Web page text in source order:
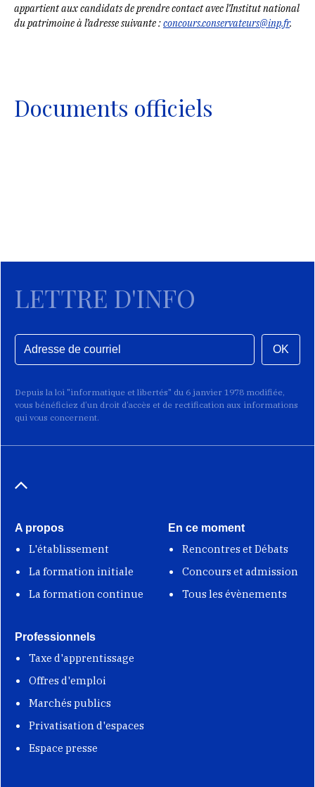
appartient aux candidats de prendre contact avec l’Institut national
du patrimoine à l’adresse suivante :concours.conservateurs@inp.fr.
Documents officiels
LETTRE D'INFO
OK
Depuis la loi "informatique et libertés" du 6 janvier 1978 modifiée,
vous bénéficiez d’un droit d’accès et de rectification aux informations
qui vous concernent.
A propos
L'établissement
La formation initiale
La formation continue
En ce moment
Rencontres et Débats
Concours et admission
Tous les évènements
Professionnels
Taxe d'apprentissage
Offres d'emploi
Marchés publics
Privatisation d'espaces
Espace presse